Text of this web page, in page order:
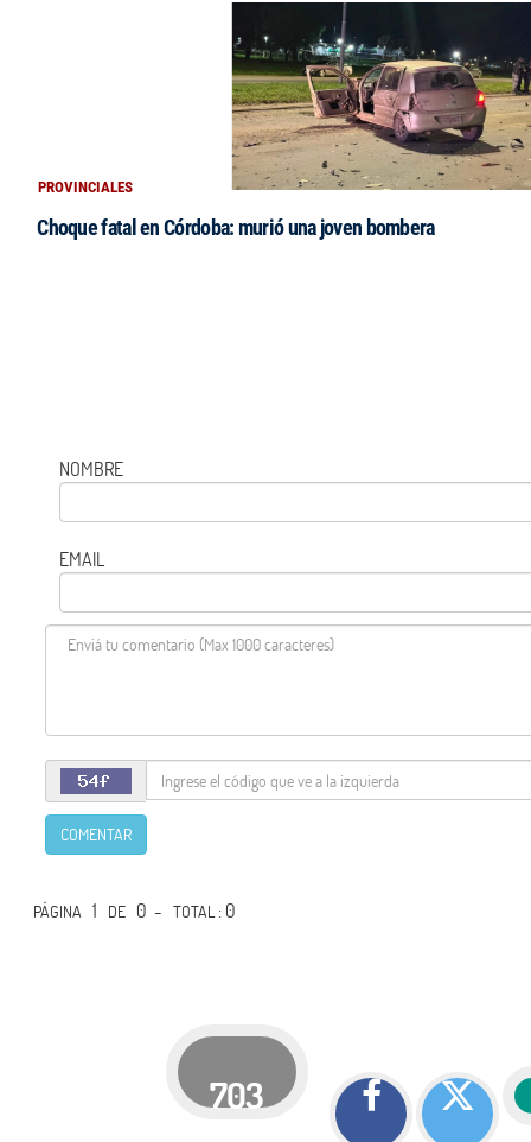
PROVINCIALES
Choque fatal en Córdoba: murió una joven bombera
NOMBRE
EMAIL
COMENTAR
PÁGINA 1 DE 0 -TOTAL: 0
703